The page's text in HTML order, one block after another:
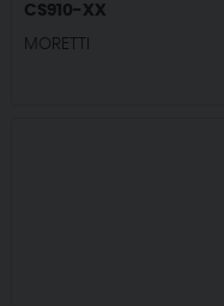
CS910-XX
MORETTI